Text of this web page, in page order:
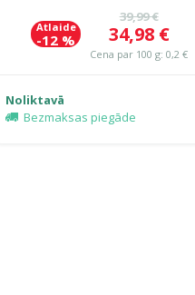
grozam
Oriģinālā
39,99 €
Cena
34,98 €
Cena par 100 g: 0,2 €
Atlaide
-12 %
Noliktavā
Bezmaksas piegāde